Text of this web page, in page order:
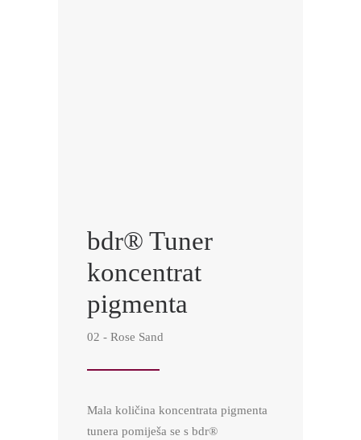
bdr® Tuner
koncentrat
pigmenta
02 - Rose Sand
Mala količina koncentrata pigmenta
tunera pomiješa se s bdr®